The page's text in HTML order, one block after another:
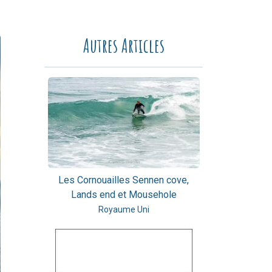
Autres Articles
Les Cornouailles Sennen cove,
Lands end et Mousehole
Royaume Uni